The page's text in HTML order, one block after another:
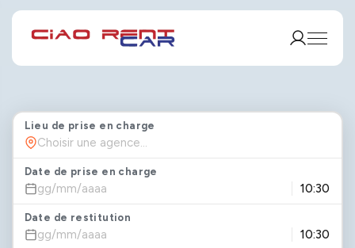
Lieu de prise en charge
Date de prise en charge
Date de restitution